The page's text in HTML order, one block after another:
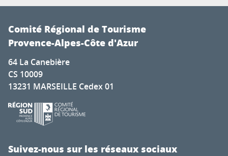
Comité Régional de Tourisme
Provence-Alpes-Côte d'Azur
64 La Canebière
CS 10009
13231 MARSEILLE Cedex 01
Suivez-nous sur les réseaux sociaux